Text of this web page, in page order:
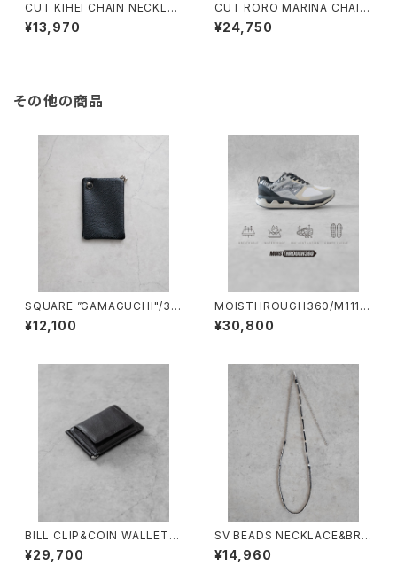
CUT KIHEI CHAIN NECKLA
CE/4112/喜平細ネックレス
¥13,970
CUT RORO MARINA CHAIN
NECKLACE/4113/カットロロマ
リーナネックレス
¥24,750
その他の商品
SQUARE ”GAMAGUCHI"/30
47#1/スクエアがま口ケース
¥12,100
MOISTHROUGH360/M1113
M#3/特許取得・通気防水シス
テム採用”モイスルー360''全天
¥30,800
BILL CLIP&COIN WALLET/3
502/ビルクリップ&コインウォレ
ット
¥29,700
SV BEADS NECKLACE&BRA
CELET×AMP JAPAN/2501#
3/シルバービーズネックレス&ブ
¥14,960